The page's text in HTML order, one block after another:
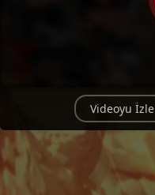
Videoyu İzle